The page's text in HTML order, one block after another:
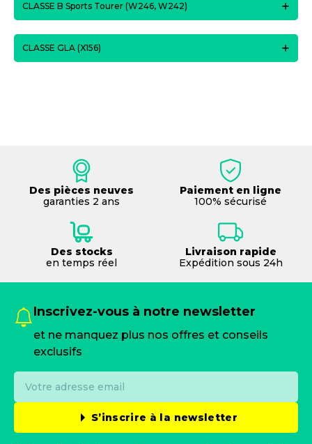
CLASSE B Sports Tourer (W246, W242)
CLASSE GLA (X156)
Des pièces neuves
garanties 2 ans
Paiement en ligne
100% sécurisé
Des stocks
en temps réel
Livraison rapide
Expédition sous 24h
Inscrivez-vous à notre newsletter
et ne manquez plus nos offres et conseils
exclusifs
S’inscrire à la newsletter